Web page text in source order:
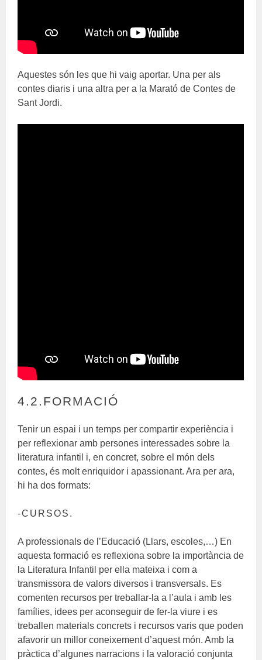
Aquestes són les que hi vaig aportar. Una per als
contes diaris i una altra per a la Marató de Contes de
Sant Jordi.
4.2.FORMACIÓ
Tenir un espai i un temps per compartir experiència i
per reflexionar amb persones interessades sobre la
literatura infantil i, en concret, sobre el món dels
contes, és molt enriquidor i apassionant. Ara per ara,
hi ha dos formats:
-CURSOS.
A professionals de l’Educació (Llars, escoles,…) En
aquesta formació es reflexiona sobre la importància de
la Literatura Infantil per ella mateixa i com a
transmissora de valors diversos i transversals. Es
comenten recursos per treballar-la a l’aula i amb les
famílies, idees per aconseguir de fer-la viure i es
treballen materials concrets i recursos varis que poden
afavorir un millor coneixement d’aquest món. Amb la
pràctica d’algunes narracions i la valoració conjunta